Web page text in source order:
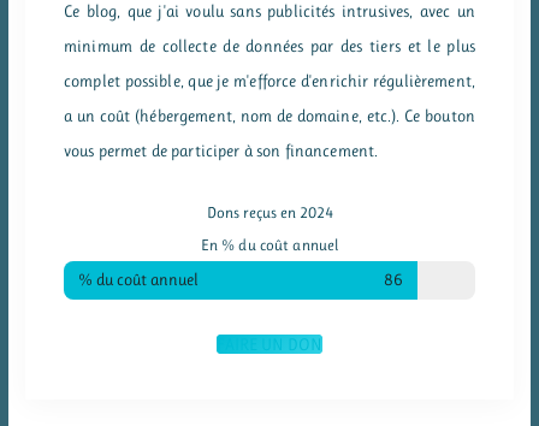
Ce blog, que j'ai voulu sans publicités intrusives, avec un
minimum de collecte de données par des tiers et le plus
complet possible, que je m'efforce d'enrichir régulièrement,
a un coût (hébergement, nom de domaine, etc.). Ce bouton
vous permet de participer à son financement.
Dons reçus en 2024
En % du coût annuel
% du coût annuel 86
FAIRE UN DON